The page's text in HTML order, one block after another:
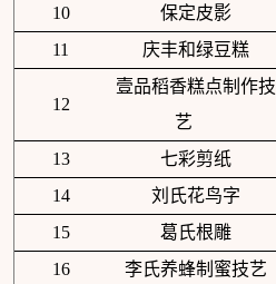
10
保定皮影
11
庆丰和绿豆糕
12
壹品稻香糕点制作技
艺
13 七彩剪纸
14
刘氏花鸟字
15
葛氏根雕
16
李氏养蜂制蜜技艺